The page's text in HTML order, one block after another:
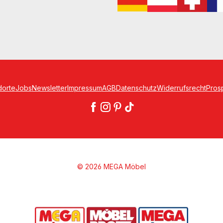
JobsNewsletterImpressumAGBDatenschutzWiderrufsrecht
© 2026 MEGA Möbel